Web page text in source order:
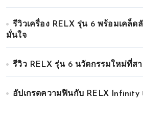
รีวิวเครื่อง RELX รุ่น 6 พร้อมเคล็ด
มั่นใจ
รีวิว RELX รุ่น 6 นวัตกรรมใหม่ที่ส
อัปเกรดความฟินกับ RELX Infinity